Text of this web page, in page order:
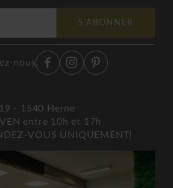
S'ABONNER
nous
- 1540 Herne
entre 10h et 17h
VOUS UNIQUEMENT!